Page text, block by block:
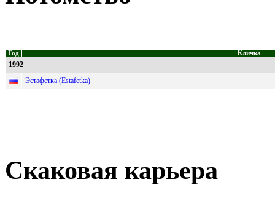
Год Кличка
1992
Эстафетка (Estafetka)
Скаковая карьера